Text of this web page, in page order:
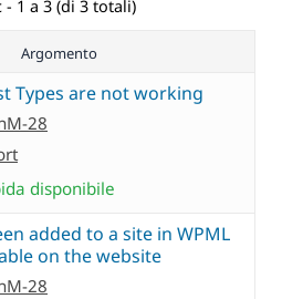
1 a 3 (di 3 totali)
Argomento
Types are not working
28
disponibile
added to a site in WPML
on the website
28